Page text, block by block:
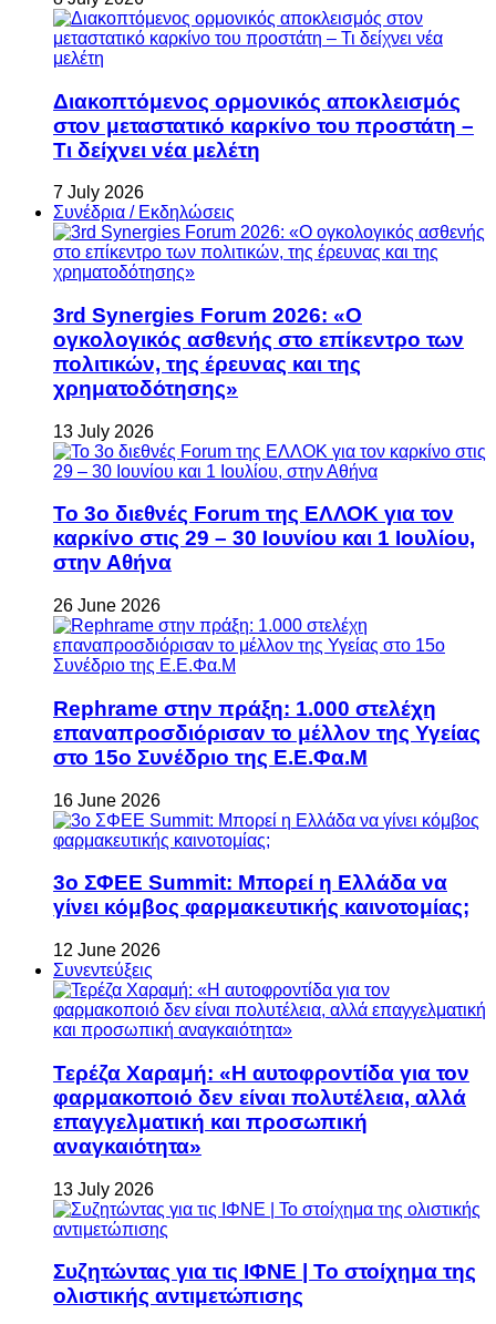
Διακοπτόμενος ορμονικός αποκλεισμός
στον μεταστατικό καρκίνο του προστάτη –
Τι δείχνει νέα μελέτη
7 July 2026
Συνέδρια / Εκδηλώσεις
3rd Synergies Forum 2026: «Ο
ογκολογικός ασθενής στο επίκεντρο των
πολιτικών, της έρευνας και της
χρηματοδότησης»
13 July 2026
Το 3ο διεθνές Forum της ΕΛΛΟΚ για τον
καρκίνο στις 29 – 30 Ιουνίου και 1 Ιουλίου,
στην Αθήνα
26 June 2026
Rephrame στην πράξη: 1.000 στελέχη
επαναπροσδιόρισαν το μέλλον της Υγείας
στο 15ο Συνέδριο της Ε.Ε.Φα.Μ
16 June 2026
3ο ΣΦΕΕ Summit: Μπορεί η Ελλάδα να
γίνει κόμβος φαρμακευτικής καινοτομίας;
12 June 2026
Συνεντεύξεις
Τερέζα Χαραμή: «Η αυτοφροντίδα για τον
φαρμακοποιό δεν είναι πολυτέλεια, αλλά
επαγγελματική και προσωπική
αναγκαιότητα»
13 July 2026
Συζητώντας για τις ΙΦΝΕ | Το στοίχημα της
ολιστικής αντιμετώπισης